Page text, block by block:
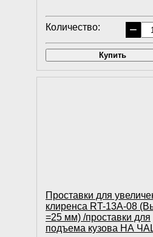
Количество: −
Купить
Проставки для
клиренса RT-13A-08
=25 мм) /проставки для
подъема кузова НА